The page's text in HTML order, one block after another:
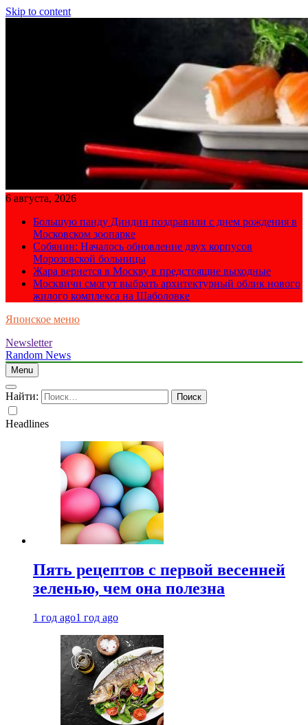
Skip to content
6 августа, 2026
Большую панду Диндин поздравили с днем рождения в
Московском зоопарке
Собянин: Началось обновление двух корпусов
Морозовской больницы
Жара вернется в Москву в предстоящие выходные
Москвичи смогут выбрать архитектурный облик нового
жилого комплекса на Шаболовке
Японское меню
Newsletter
Random News
Menu
Найти:
Headlines
Пять рецептов с первой весенней
зеленью, чем она полезна
1 год ago1 год ago